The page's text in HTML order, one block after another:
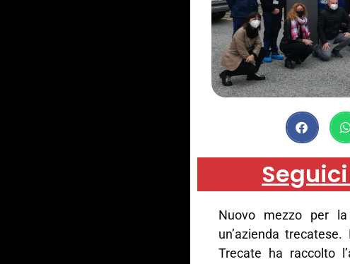
Nuovo mezzo per
un’azienda
Trecate ha raccolto